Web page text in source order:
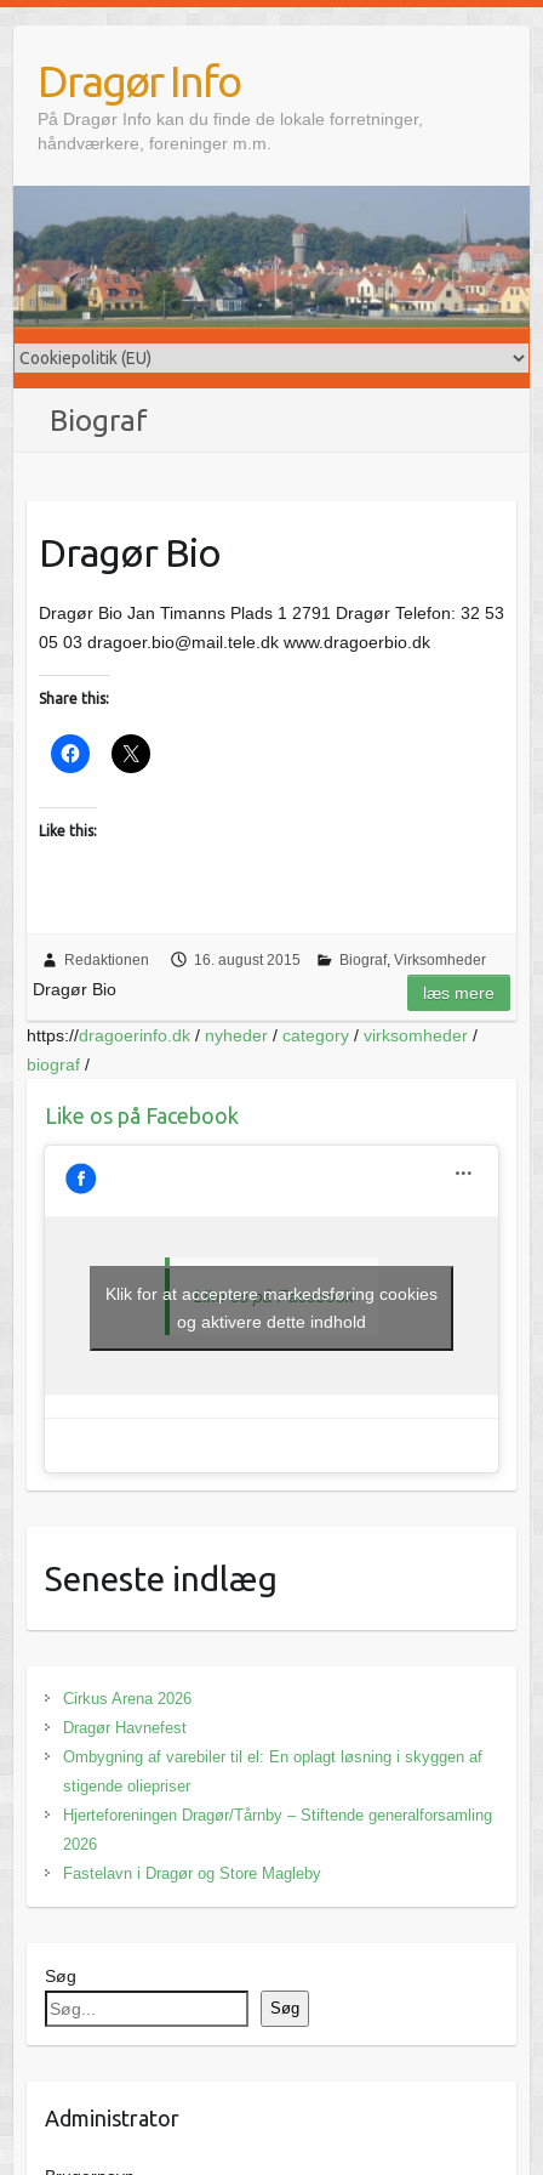
Dragør Info
På Dragør Info kan du finde de lokale forretninger,
håndværkere, foreninger m.m.
Biograf
Dragør Bio
Dragør Bio Jan Timanns Plads 1 2791 Dragør Telefon: 32 53
05 03 dragoer.bio@mail.tele.dk www.dragoerbio.dk
Share this:
Like this:
Redaktionen 16. august 2015 Biograf, Virksomheder
Dragør Bio læs mere
https://dragoerinfo.dk/ nyheder/ category/ virksomheder/
biograf/
Like os på Facebook
Like os på Facebook
Klik for at acceptere markedsføring cookies
og aktivere dette indhold
Seneste indlæg
Cirkus Arena 2026
Dragør Havnefest
Ombygning af varebiler til el: En oplagt løsning i skyggen af
stigende oliepriser
Hjerteforeningen Dragør/Tårnby – Stiftende generalforsamling
2026
Fastelavn i Dragør og Store Magleby
Søg
Søg
Administrator